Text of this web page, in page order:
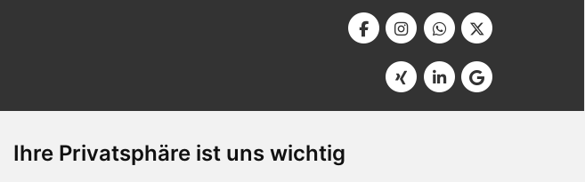
Ihre Privatsphäre ist uns wichtig